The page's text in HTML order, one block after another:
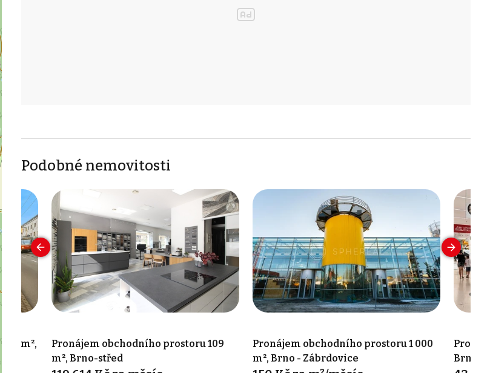
Podobné nemovitosti
96 m²,
Pronájem obchodního prostoru 109
m², Brno-střed
Pronájem obchodního prostoru 1 000
m², Brno - Zábrdovice
Brno-